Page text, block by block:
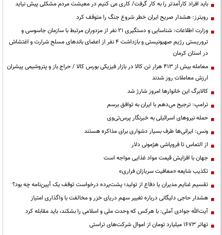
باید افراد کارآمدتر را به کار گرفت/ کاری می کنیم در معیشت مردم مشکلی پیش نیاید
رویترز: هشدار صریح ایران خطر شروع جنگ را متوقف کرد
وزارت اطلاعات: شناسایی و دستگیری ۲۱ نفر از مزدوران مرتبط با سازمان جاسوسی و
تروریستی رژیم صهیونیستی و بازداشت ۴ نفر از اعضای باندهای مسلح شرارت و اغتشاش
در استان کرمان
معامله بیش از ۴۱۳ هزار تن کالا در بازار فیزیکی بورس کالا / حراج باز و پتروشیمی پیشران
ارزش معاملات روز شدند
کالابرگ این خانوارها امروز شارژ شد
ترامپ: ترجیح می‌دهم با ایران به توافق برسم
حمله نیروهای اسرائیلی به خبرنگار پرس‌تی‌وی
ونس: ایرانی‌ها طرف بسیار دشواری برای مذاکره هستند
از التماس تا فروپاشی هژمونی دلار
جهان با افزایش قیمت مواد غذایی مواجه است
تکذیب شایعه «معافیت سربازان فراری»
تقسیم غنایم مدیران یا دفاع از تولید؛ پشت‌پرده درخواست توقف یک آیین‌نامه چه بود؟
هشدار حاجی دلیگانی درباره تغییر سهم دریای خزر و مخالفت با واگذاری امتیاز
آیت‌الله جوادی آملی: با هرکس که وحدت ملی و اسلامی را بشکند، باید مقابله کرد
تهاتر ۱۶۷۳ میلیارد تومان از اموال شرکت‌های تراستی